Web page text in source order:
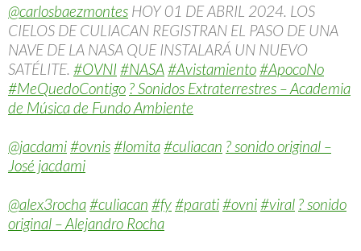
@carlosbaezmontes HOY 01 DE ABRIL 2024. LOS
CIELOS DE CULIACAN REGISTRAN EL PASO DE UNA
NAVE DE LA NASA QUE INSTALARÁ UN NUEVO
SATÉLITE. #OVNI #NASA#Avistamiento#ApocoNo
#MeQuedoContigo ? Sonidos Extraterrestres – Academia
de Música de Fundo Ambiente
@jacdami#ovnis#lomita#culiacan ? sonido original –
José jacdami
@alex3rocha#culiacan #fy#parati#ovni#viral ? sonido
original – Alejandro Rocha